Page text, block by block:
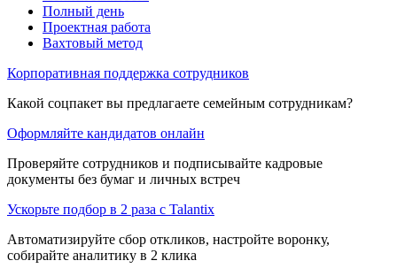
Полный день
Проектная работа
Вахтовый метод
Корпоративная поддержка сотрудников
Какой соцпакет вы предлагаете семейным сотрудникам?
Оформляйте кандидатов онлайн
Проверяйте сотрудников и подписывайте кадровые
документы без бумаг и личных встреч
Ускорьте подбор в 2 раза с Talantix
Автоматизируйте сбор откликов, настройте воронку,
собирайте аналитику в 2 клика